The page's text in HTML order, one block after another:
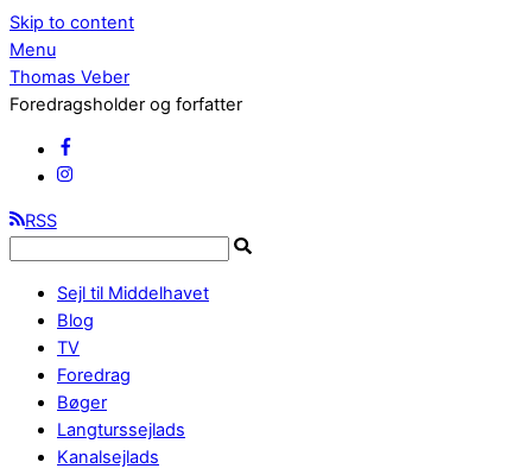
Skip to content
Menu
Thomas Veber
Foredragsholder og forfatter
RSS
Sejl til Middelhavet
Blog
TV
Foredrag
Bøger
Langturssejlads
Kanalsejlads